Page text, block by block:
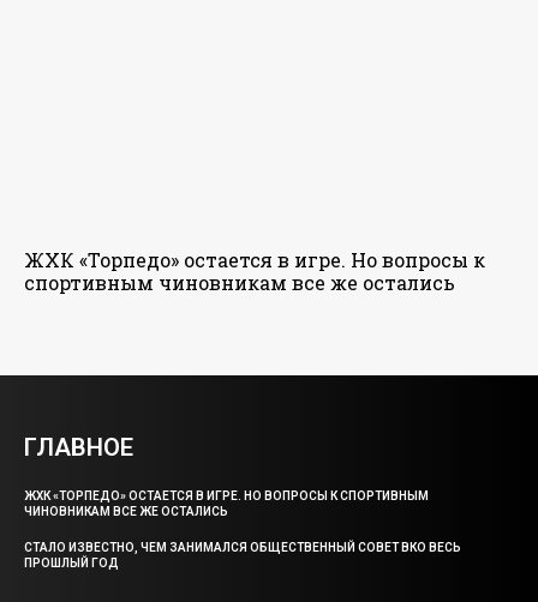
ЖХК «Торпедо» остается в игре. Но вопросы к
спортивным чиновникам все же остались
ГЛАВНОЕ
ЖХК «ТОРПЕДО» ОСТАЕТСЯ В ИГРЕ. НО ВОПРОСЫ К СПОРТИВНЫМ
ЧИНОВНИКАМ ВСЕ ЖЕ ОСТАЛИСЬ
СТАЛО ИЗВЕСТНО, ЧЕМ ЗАНИМАЛСЯ ОБЩЕСТВЕННЫЙ СОВЕТ ВКО ВЕСЬ
ПРОШЛЫЙ ГОД